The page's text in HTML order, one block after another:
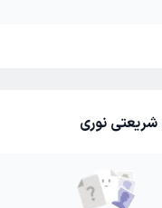
شریعتی نوری